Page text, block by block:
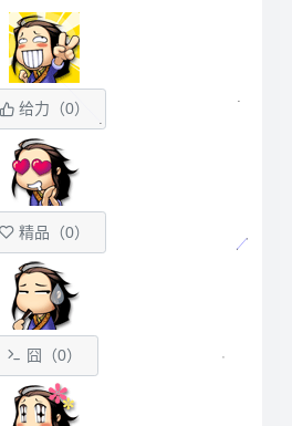
给力（0）
精品（0）
囧（0）